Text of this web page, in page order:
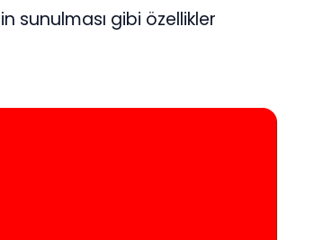
sunulması gibi özellikler